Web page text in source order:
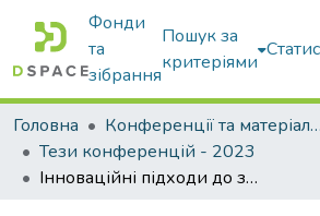
Фонди
та
зібрання
Пошук за
критеріями
Головна
Конференції та матеріали конференцій
Тези конференцій - 2023
Інноваційні підходи до запобігання та протидії насильству щодо дітей в Україні